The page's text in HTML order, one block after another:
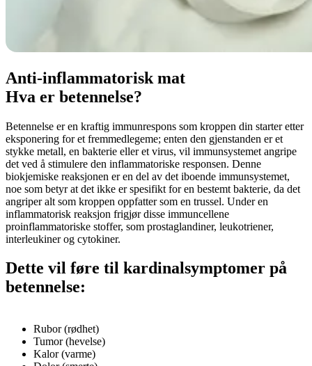
Anti-inflammatorisk mat
Hva er betennelse?
Betennelse er en kraftig immunrespons som kroppen din starter etter
eksponering for et fremmedlegeme; enten den gjenstanden er et
stykke metall, en bakterie eller et virus, vil immunsystemet angripe
det ved å stimulere den inflammatoriske responsen. Denne
biokjemiske reaksjonen er en del av det iboende immunsystemet,
noe som betyr at det ikke er spesifikt for en bestemt bakterie, da det
angriper alt som kroppen oppfatter som en trussel. Under en
inflammatorisk reaksjon frigjør disse immuncellene
proinflammatoriske stoffer, som prostaglandiner, leukotriener,
interleukiner og cytokiner.
Dette vil føre til kardinalsymptomer på
betennelse:
Rubor (rødhet)
Tumor (hevelse)
Kalor (varme)